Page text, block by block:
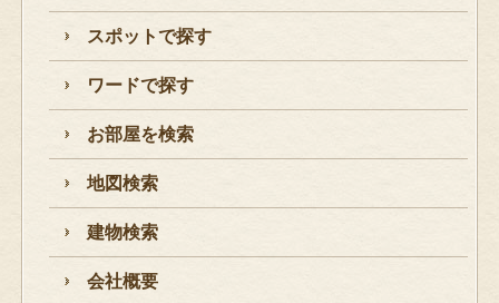
スポットで探す
ワードで探す
お部屋を検索
地図検索
建物検索
会社概要